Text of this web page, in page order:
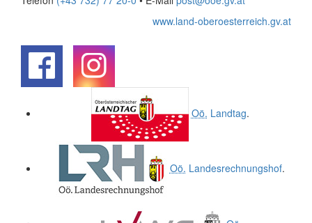
www.land-oberoesterreich.gv.at
Oö. Landtag.
Oö. Landesrechnungshof.